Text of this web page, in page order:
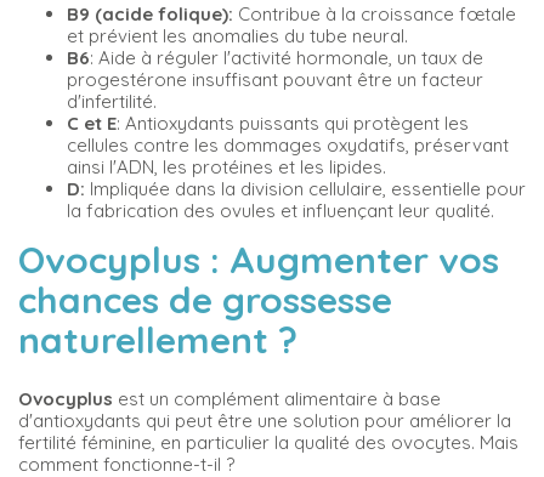
B9 (acide folique): Contribue à la croissance fœtale
et prévient les anomalies du tube neural.
B6: Aide à réguler l'activité hormonale, un taux de
progestérone insuffisant pouvant être un facteur
d'infertilité.
C et E: Antioxydants puissants qui protègent les
cellules contre les dommages oxydatifs, préservant
ainsi l'ADN, les protéines et les lipides.
D: Impliquée dans la division cellulaire, essentielle pour
la fabrication des ovules et influençant leur qualité.
Ovocyplus : Augmenter vos
chances de grossesse
naturellement ?
Ovocyplus est un complément alimentaire à base
d'antioxydants qui peut être une solution pour améliorer la
fertilité féminine, en particulier la qualité des ovocytes. Mais
comment fonctionne-t-il ?